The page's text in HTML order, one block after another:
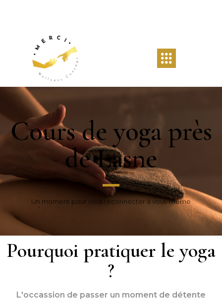
Cours de yoga près
de Lasne
Un moment pour vous reconnecter à vous-même
Pourquoi pratiquer le yoga
?
L'occassion de passer un moment de détente